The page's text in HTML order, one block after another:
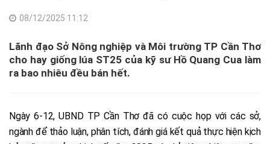
08/12/2025 11:12
Lãnh đạo Sở Nông nghiệp và Môi trường TP Cần Thơ
cho hay giống lúa ST25 của kỹ sư Hồ Quang Cua làm
ra bao nhiêu đều bán hết.
Ngày 6-12, UBND TP Cần Thơ đã có cuộc họp với các sở,
ngành để thảo luận, phân tích, đánh giá kết quả thực hiện kịch